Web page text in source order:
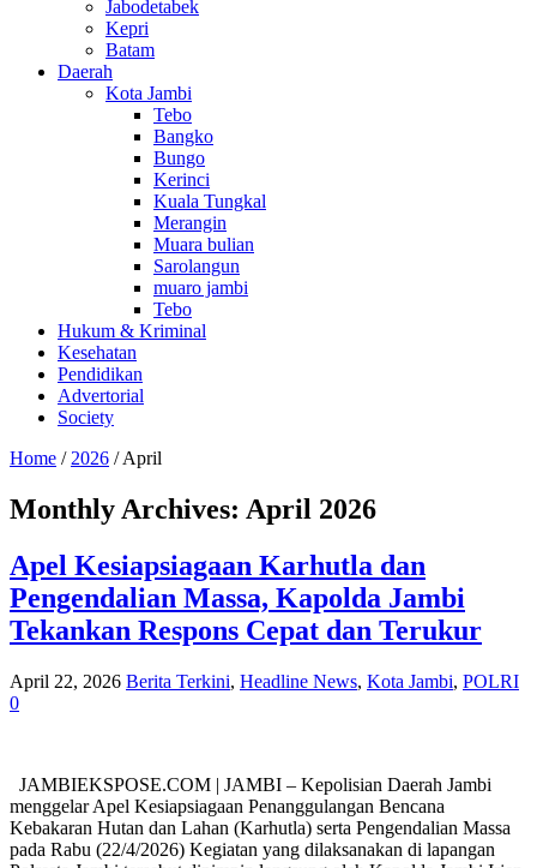
Jabodetabek
Kepri
Batam
Daerah
Kota Jambi
Tebo
Bangko
Bungo
Kerinci
Kuala Tungkal
Merangin
Muara bulian
Sarolangun
muaro jambi
Tebo
Hukum & Kriminal
Kesehatan
Pendidikan
Advertorial
Society
Home / 2026 / April
Monthly Archives: April 2026
Apel Kesiapsiagaan Karhutla dan
Pengendalian Massa, Kapolda Jambi
Tekankan Respons Cepat dan Terukur
April 22, 2026 Berita Terkini, Headline News, Kota Jambi, POLRI
0
JAMBIEKSPOSE.COM | JAMBI – Kepolisian Daerah Jambi
menggelar Apel Kesiapsiagaan Penanggulangan Bencana
Kebakaran Hutan dan Lahan (Karhutla) serta Pengendalian Massa
pada Rabu (22/4/2026) Kegiatan yang dilaksanakan di lapangan